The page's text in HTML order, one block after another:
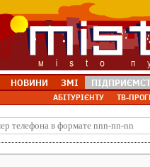
НОВИНИ ЗМІ
АБІТУРІЄНТУ ТВ-